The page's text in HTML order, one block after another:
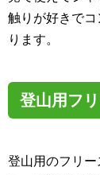
触りが好きで
ります。
登山用フ
登山用のフリ